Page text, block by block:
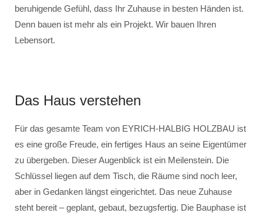
beruhigende Gefühl, dass Ihr Zuhause in besten Händen ist.
Denn bauen ist mehr als ein Projekt. Wir bauen Ihren
Lebensort.
Das Haus verstehen
Für das gesamte Team von EYRICH-HALBIG HOLZBAU ist
es eine große Freude, ein fertiges Haus an seine Eigentümer
zu übergeben. Dieser Augenblick ist ein Meilenstein. Die
Schlüssel liegen auf dem Tisch, die Räume sind noch leer,
aber in Gedanken längst eingerichtet. Das neue Zuhause
steht bereit – geplant, gebaut, bezugsfertig. Die Bauphase ist